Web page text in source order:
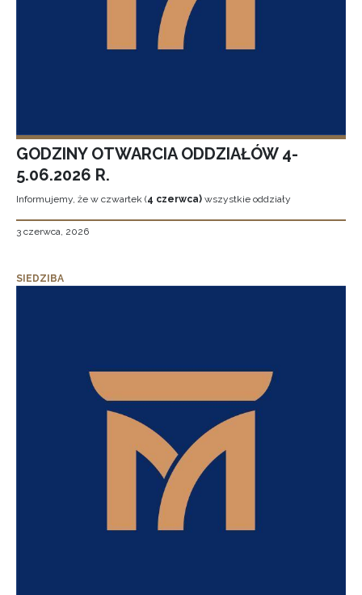
GODZINY OTWARCIA ODDZIAŁÓW 4-
5.06.2026 R.
Informujemy, że w czwartek (4 czerwca) wszystkie oddziały
3 czerwca, 2026
SIEDZIBA